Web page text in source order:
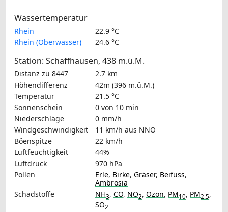
Wassertemperatur
Rhein
22.9 °C
Rhein (Oberwasser)
24.6 °C
Station: Schaffhausen, 438 m.ü.M.
Distanz zu 8447
2.7 km
Höhendifferenz
42m (396 m.ü.M.)
Temperatur
21.5 °C
Sonnenschein
0 von 10 min
Niederschläge
0 mm/h
Windgeschwindigkeit
11 km/h aus NNO
Böenspitze
22 km/h
Luftfeuchtigkeit
44%
Luftdruck
970 hPa
Pollen
Erle, Birke, Gräser, Beifuss,
Ambrosia
Schadstoffe
NH3, CO, NO2, Ozon, PM10, PM2.5,
SO2